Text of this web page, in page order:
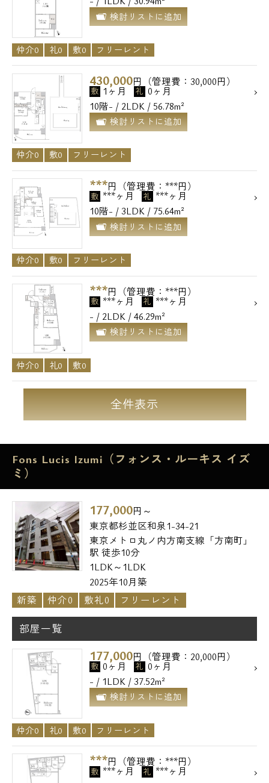
検討リストに追加
仲介0 礼0 敷0 フリーレント
430,000円（管理費：30,000円）
敷 1ヶ月 礼 0ヶ月
10階- / 2LDK / 56.78m²
検討リストに追加
仲介0 敷0 フリーレント
***円（管理費：***円）
敷 ***ヶ月 礼 ***ヶ月
10階- / 3LDK / 75.64m²
検討リストに追加
仲介0 敷0 フリーレント
***円（管理費：***円）
敷 ***ヶ月 礼 ***ヶ月
- / 2LDK / 46.29m²
検討リストに追加
仲介0 礼0 敷0
全件表示
Fons Lucis Izumi（フォンス・ルーキス イズ
ミ）
177,000円～
東京都杉並区和泉1-34-21
東京メトロ丸ノ内方南支線「方南町」
駅 徒歩10分
1LDK～1LDK
2025年10月築
新築
仲介0 敷礼0 フリーレント
部屋一覧
177,000円（管理費：20,000円）
敷 0ヶ月 礼 0ヶ月
- / 1LDK / 37.52m²
検討リストに追加
仲介0 礼0 敷0 フリーレント
***円（管理費：***円）
敷 ***ヶ月 礼 ***ヶ月